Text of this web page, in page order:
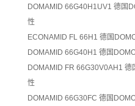
DOMAMID 66G40H1UV1 德国
性
ECONAMID FL 66H1 德国
DOMAMID 66G40H1 德国
DOMAMID FR 66G30V0AH1 德
性
DOMAMID 66G30FC 德国